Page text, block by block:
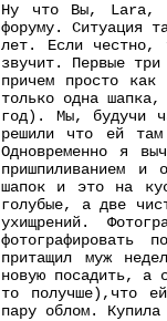
Ну что Вы, Lara,
форуму. Ситуация
лет. Если честно,
звучит. Первые
причем просто
только одна
год). Мы, будучи
решили что ей
Одновременно я
пришпиливанием
шапок и это на
голубые, а две
ухищрений.
фотографировать
притащил муж
новую посадить, а
то получше),что
пару облом.